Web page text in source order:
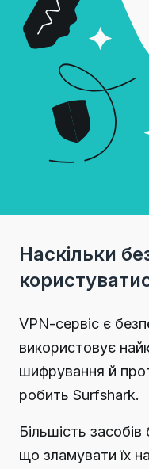
Наскільки
VPN-сервіс є
використовує
шифрування й
робить Surfshark.
Більшість
що зламувати їх